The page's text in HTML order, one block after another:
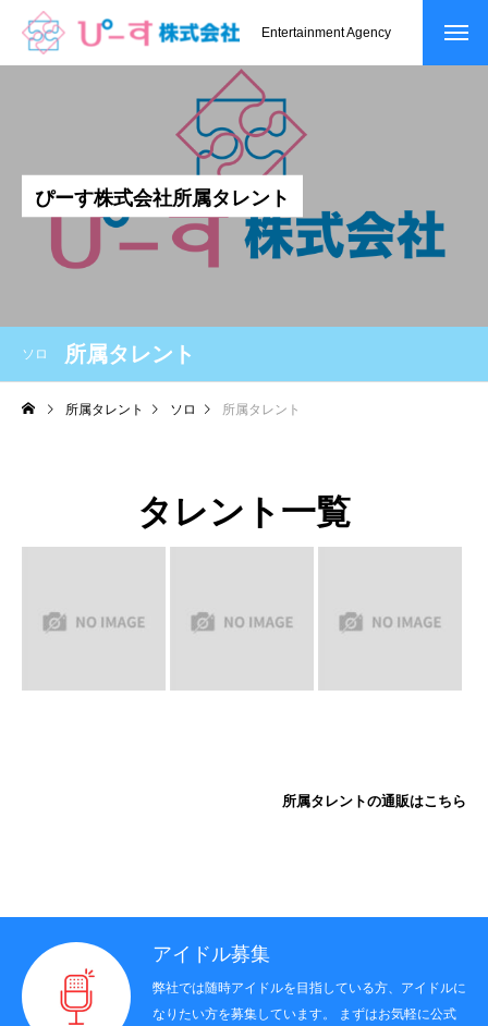
Entertainment Agency
所属タレント
ぴーす株式会社所属タ レン ト
ソロ 所属タレント
所属タレント ソロ 所属タレント
タレント一覧
所属タレントの通販はこちら
アイドル募集
弊社では随時アイドルを目指している方、アイドルに
なりたい方を募集しています。 まずはお気軽に公式